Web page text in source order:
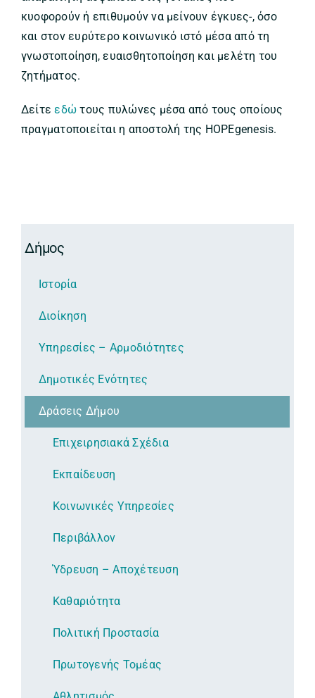
κυοφορούν ή επιθυμούν να μείνουν έγκυες-, όσο
και στον ευρύτερο κοινωνικό ιστό μέσα από τη
γνωστοποίηση, ευαισθητοποίηση και μελέτη του
ζητήματος.
Δείτεεδώ τους πυλώνες μέσα από τους οποίους
πραγματοποιείται η αποστολή της HOPEgenesis.
Δήμος
Ιστορία
Διοίκηση
Υπηρεσίες – Αρμοδιότητες
Δημοτικές Ενότητες
Δράσεις Δήμου
Επιχειρησιακά Σχέδια
Εκπαίδευση
Κοινωνικές Υπηρεσίες
Περιβάλλον
Ύδρευση – Αποχέτευση
Καθαριότητα
Πολιτική Προστασία
Πρωτογενής Τομέας